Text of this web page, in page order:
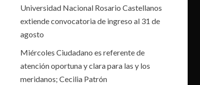
Universidad Nacional Rosario Castellanos
extiende convocatoria de ingreso al 31 de
agosto
Miércoles Ciudadano es referente de
atención oportuna y clara para las y los
meridanos; Cecilia Patrón